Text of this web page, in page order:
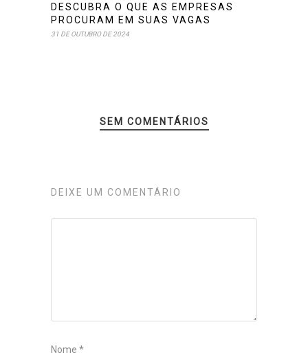
DESCUBRA O QUE AS EMPRESAS
PROCURAM EM SUAS VAGAS
31 DE OUTUBRO DE 2024
SEM COMENTÁRIOS
DEIXE UM COMENTÁRIO
Nome *